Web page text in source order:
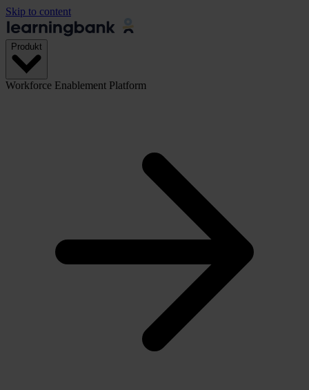
Skip to content
Produkt
Workforce Enablement Platform